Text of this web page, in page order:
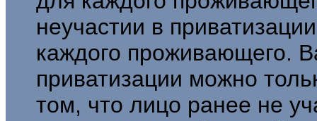
неучастии в
каждого проживающего.
приватизации можно
том, что лицо ранее не